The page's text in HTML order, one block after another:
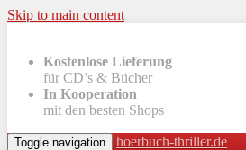
Skip to main content
Kostenlose Lieferung
für CD’s & Bücher
In Kooperation
mit den besten Shops
Toggle navigation hoerbuch-thriller.de